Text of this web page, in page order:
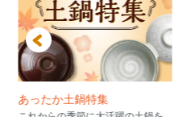
あったか土鍋特集